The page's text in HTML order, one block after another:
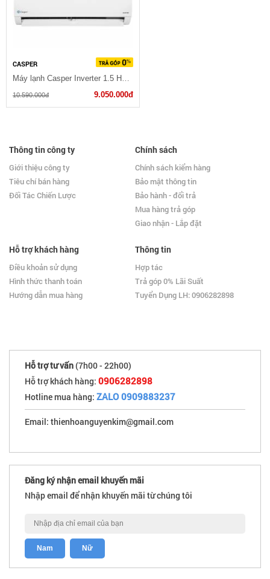
CASPER
Máy lạnh Casper Inverter 1.5 HP IC-12TL32
10.590.000đ 9.050.000đ
Thông tin công ty
Giới thiệu công ty
Tiêu chí bán hàng
Đối Tác Chiến Lược
Chính sách
Chính sách kiểm hàng
Bảo mật thông tin
Bảo hành - đổi trả
Mua hàng trả góp
Giao nhận - Lắp đặt
Hỗ trợ khách hàng
Điều khoản sử dụng
Hình thức thanh toán
Hướng dẫn mua hàng
Thông tin
Hợp tác
Trả góp 0% Lãi Suất
Tuyển Dụng LH: 0906282898
Hỗ trợ tư vấn (7h00 - 22h00)
Hỗ trợ khách hàng: 0906282898
Hotline mua hàng: ZALO 0909883237
Email: thienhoanguyenkim@gmail.com
Đăng ký nhận email khuyến mãi
Nhập email để nhận khuyến mãi từ chúng tôi